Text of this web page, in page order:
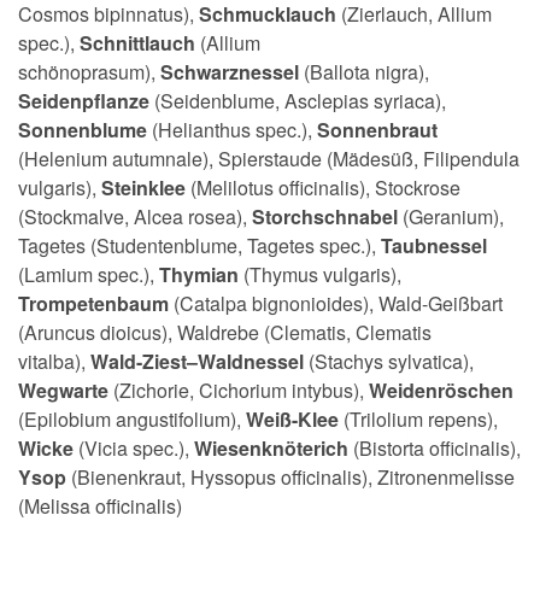
Cosmos bipinnatus), Schmucklauch (Zierlauch, Allium
spec.), Schnittlauch (Allium
schönoprasum), Schwarznessel (Ballota nigra),
Seidenpflanze (Seidenblume, Asclepias syriaca),
Sonnenblume (Helianthus spec.), Sonnenbraut
(Helenium autumnale), Spierstaude (Mädesüß, Filipendula
vulgaris), Steinklee (Melilotus officinalis), Stockrose
(Stockmalve, Alcea rosea), Storchschnabel (Geranium),
Tagetes (Studentenblume, Tagetes spec.), Taubnessel
(Lamium spec.), Thymian (Thymus vulgaris),
Trompetenbaum (Catalpa bignonioides), Wald-Geißbart
(Aruncus dioicus), Waldrebe (Clematis, Clematis
vitalba), Wald-Ziest–Waldnessel (Stachys sylvatica),
Wegwarte (Zichorie, Cichorium intybus), Weidenröschen
(Epilobium angustifolium), Weiß-Klee (Trilolium repens),
Wicke (Vicia spec.), Wiesenknöterich (Bistorta officinalis),
Ysop (Bienenkraut, Hyssopus officinalis), Zitronenmelisse
(Melissa officinalis)